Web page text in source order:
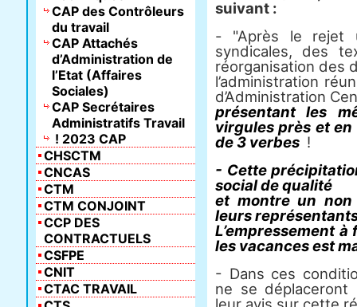
suivant :
- "Après le rejet
syndicales, des
réorganisation des
l’administration
d’Administration
présentant les
virgules près et
de 3 verbes !
- Cette
social de qualité
et montre un non
leurs
L’empressement
les vacances est
- Dans ces
ne se déplaceront
CAP des Contrôleurs
du travail
CAP Attachés
d’Administration de
l’Etat (Affaires
Sociales)
CAP Secrétaires
Administratifs Travail
! 2023 CAP
CHSCTM
CNCAS
CTM
CTM CONJOINT
CCP DES
CONTRACTUELS
CSFPE
CNIT
CTAC TRAVAIL